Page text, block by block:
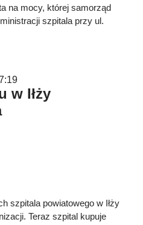
na mocy, której samorząd
szpitala przy ul.
w Iłży
szpitala powiatowego w Iłży
Teraz szpital kupuje